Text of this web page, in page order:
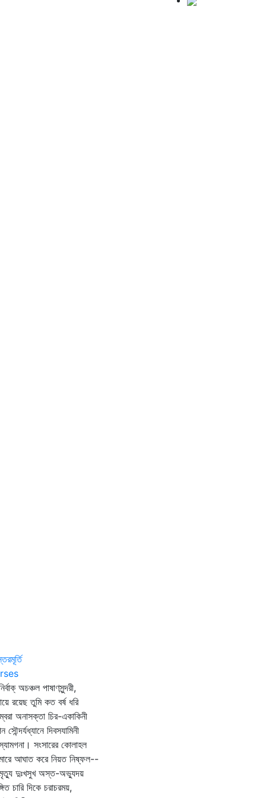
অচঞ্চল পাষাণসুন্দরী,
রয়েছ তুমি কত বর্ষ ধরি
অনাসক্তা চির-একাকিনী
দিবসযামিনী
সংসারের কোলাহল
আঘাত করে নিয়ত নিষ্ফল--
দুঃখসুখ অস্ত-অভ্যুদয়
চারি দিকে চরাচরময়,